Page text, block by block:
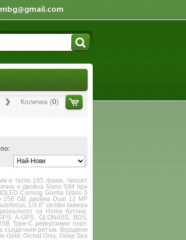
Количка (0)
и тегло 195 грама. Чипсет
и двойна Nano SIM при
Corning Gorilla Glass 5
256 GB, двойна Dual 12 MP
1/3.6" селфи камера
за Home бутона.
A-GPS, GLONASS, BDS,
Type-C реверсивен порт.
сърдечния ритъм. Вградени
Gold, Orchid Grey, Deep Sea